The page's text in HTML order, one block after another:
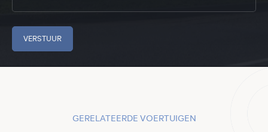
VERSTUUR
GERELATEERDE VOERTUIGEN